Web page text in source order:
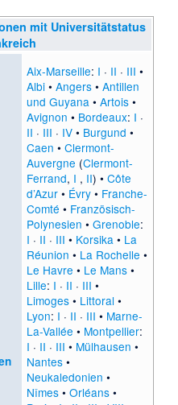
mit Universitätstatus
Aix-Marseille: I · II · III •
Albi• Angers• Antillen
und Guyana • Artois•
Avignon • Bordeaux: I ·
II · III · IV• Burgund •
Caen • Clermont-
Auvergne (Clermont-
Ferrand, I , II) • Côte
d’Azur• Évry• Franche-
Comté • Französisch-
Polynesien • Grenoble:
I · II · III • Korsika • La
Réunion • La Rochelle •
Le Havre • Le Mans•
Lille: I · II · III •
Limoges• Littoral •
Lyon: I · II · III • Marne-
La-Vallée • Montpellier:
I · II · III • Mülhausen •
Nantes•
Neukaledonien •
Nîmes• Orléans•